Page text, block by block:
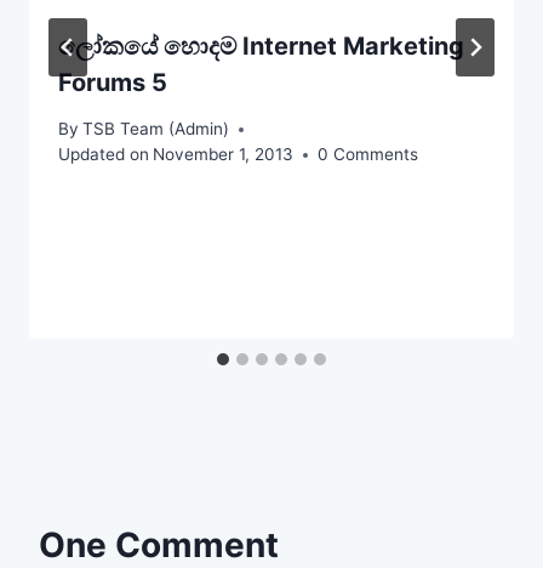
ලෝකයේ හොදම Internet Marketing
Forums 5
By TSB Team (Admin)
Updated on November 1, 2013 0 Comments
One Comment